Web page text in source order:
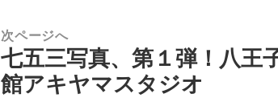
次ページへ
次
の
七五三写真、第１弾！八王
館アキヤマスタジオ